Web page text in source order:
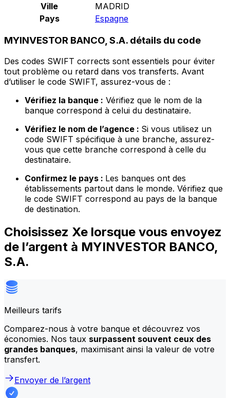
Ville
MADRID
Pays
Espagne
MYINVESTOR BANCO, S.A. détails du code
Des codes SWIFT corrects sont essentiels pour éviter
tout problème ou retard dans vos transferts. Avant
d’utiliser le code SWIFT, assurez-vous de :
Vérifiez la banque : Vérifiez que le nom de la
banque correspond à celui du destinataire.
Vérifiez le nom de l’agence : Si vous utilisez un
code SWIFT spécifique à une branche, assurez-
vous que cette branche correspond à celle du
destinataire.
Confirmez le pays : Les banques ont des
établissements partout dans le monde. Vérifiez que
le code SWIFT correspond au pays de la banque
de destination.
Choisissez Xe lorsque vous envoyez
de l’argent à MYINVESTOR BANCO,
S.A.
Meilleurs tarifs
Comparez-nous à votre banque et découvrez vos
économies. Nos taux surpassent souvent ceux des
grandes banques, maximisant ainsi la valeur de votre
transfert.
Envoyer de l’argent